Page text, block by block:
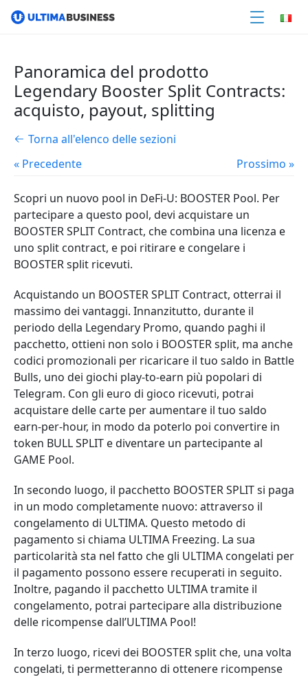
Panoramica del prodotto
Legendary Booster Split Contracts:
acquisto, payout, splitting
Torna all'elenco delle sezioni
« Precedente
Prossimo »
Scopri un nuovo pool in DeFi-U: BOOSTER Pool. Per
partecipare a questo pool, devi acquistare un
BOOSTER SPLIT Contract, che combina una licenza e
uno split contract, e poi ritirare e congelare i
BOOSTER split ricevuti.
Acquistando un BOOSTER SPLIT Contract, otterrai il
massimo dei vantaggi. Innanzitutto, durante il
periodo della Legendary Promo, quando paghi il
pacchetto, ottieni non solo i BOOSTER split, ma anche
codici promozionali per ricaricare il tuo saldo in Battle
Bulls, uno dei giochi play-to-earn più popolari di
Telegram. Con gli euro di gioco ricevuti, potrai
acquistare delle carte per aumentare il tuo saldo
earn-per-hour, in modo da poterlo poi convertire in
token BULL SPLIT e diventare un partecipante al
GAME Pool.
In secondo luogo, il pacchetto BOOSTER SPLIT si paga
in un modo completamente nuovo: attraverso il
congelamento di ULTIMA. Questo metodo di
pagamento si chiama ULTIMA Freezing. La sua
particolarità sta nel fatto che gli ULTIMA congelati per
il pagamento possono essere recuperati in seguito.
Inoltre, pagando il pacchetto ULTIMA tramite il
congelamento, potrai partecipare alla distribuzione
delle ricompense dall’ULTIMA Pool!
In terzo luogo, ricevi dei BOOSTER split che, una volta
congelati, ti permetteranno di ottenere ricompense